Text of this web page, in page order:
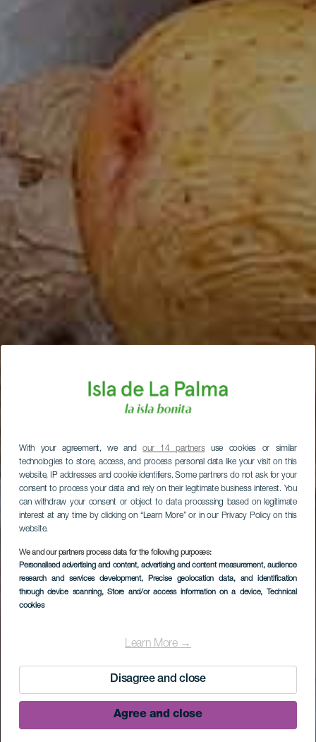
With your agreement, we andour 14 partnersuse cookies or similar
technologies to store, access, and process personal data like your visit on this
website, IP addresses and cookie identifiers. Some partners do not ask for your
consent to process your data and rely on their legitimate business interest. You
can withdraw your consent or object to data processing based on legitimate
interest at any time by clicking on “Learn More” or in our Privacy Policy on this
website.
We and our partners process data for the following purposes:
Personalised advertising and content, advertising and content measurement, audience
research and services development, Precise geolocation data, and identification
through device scanning, Store and/or access information on a device, Technical
cookies
Learn More →
Disagree and close
Agree and close